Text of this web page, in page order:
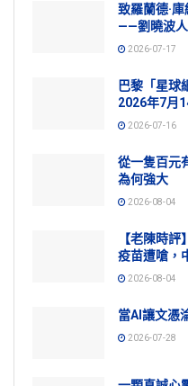
致羅蘭德·
——劉曉波
2026-07-17
巴黎「星球
2026年7月
2026-07-16
從一隻百元
為何強大
2026-08-04
【老陳時
疫苗遭嗆，
2026-08-04
當AI讓文憑
2026-07-28